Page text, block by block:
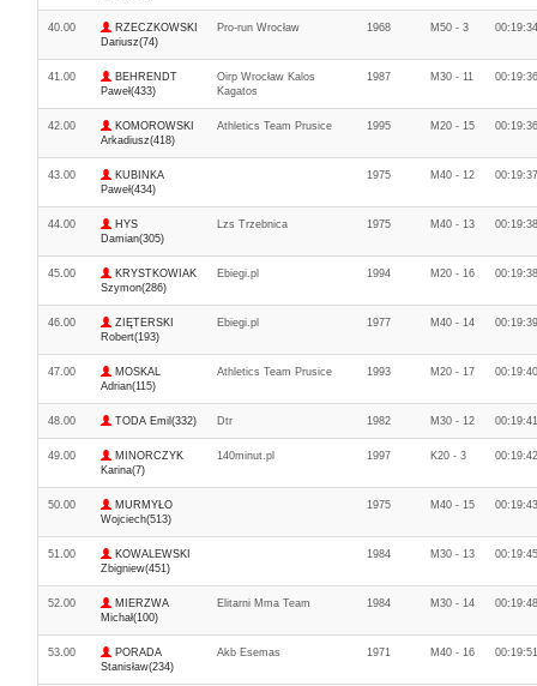
40.00
RZECZKOWSKI
Dariusz(74)
Pro-run Wrocław 1968 M50 - 3 00:19:34
41.00
BEHRENDT
Paweł(433)
Oirp Wrocław Kalos
Kagatos
1987 M30 - 11 00:19:36
42.00
KOMOROWSKI
Arkadiusz(418)
Athletics Team Prusice 1995 M20 - 15 00:19:36
43.00
KUBINKA
Paweł(434)
1975 M40 - 12 00:19:37
44.00
HYS
Damian(305)
Lzs Trzebnica 1975 M40 - 13 00:19:38
45.00
KRYSTKOWIAK
Szymon(286)
Ebiegi.pl 1994 M20 - 16 00:19:38
46.00
ZIĘTERSKI
Robert(193)
Ebiegi.pl 1977 M40 - 14 00:19:39
47.00
MOSKAL
Adrian(115)
Athletics Team Prusice 1993 M20 - 17 00:19:40
48.00 TODA Emil(332) Dtr 1982 M30 - 12 00:19:41
49.00
MINORCZYK
Karina(7)
140minut.pl 1997 K20 - 3 00:19:42
50.00
MURMYŁO
Wojciech(513)
1975 M40 - 15 00:19:43
51.00
KOWALEWSKI
Zbigniew(451)
1984 M30 - 13 00:19:45
52.00
MIERZWA
Michał(100)
Elitarni Mma Team 1984 M30 - 14 00:19:48
53.00
PORADA
Stanisław(234)
Akb Esemas 1971 M40 - 16 00:19:51